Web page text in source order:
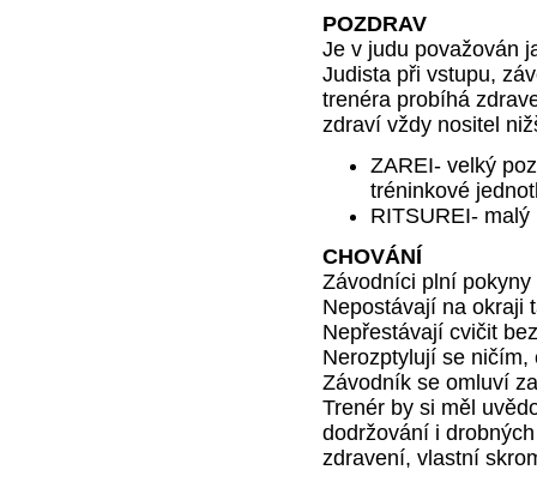
POZDRAV
Je v judu považován
Judista při vstupu,
trenéra probíhá
zdraví vždy nositel
ZAREI- velký
tréninkové
RITSUREI-
CHOVÁNÍ
Závodníci plní pokyny
Nepostávají na okraji
Nepřestávají cvičit
Nerozptylují se
Závodník se omluví
Trenér by si měl
dodržování i
zdravení, vlastní